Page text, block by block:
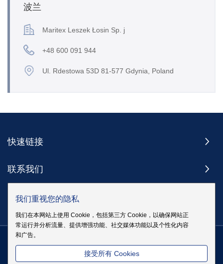
波兰
Maritex Leszek Łosin Sp. j
+48 600 091 944
Ul. Rdestowa 53D 81-577 Gdynia, Poland
快速链接
联系我们
订阅
版权 @ 伊戈尔电气股份有限公司版权所有| 站点地图 | 隐私政策 粤
我们重视您的隐私
我们在本网站上使用 Cookie，包括第三方 Cookie，以确保网站正
常运行并分析流量、提供增强功能、社交媒体功能以及个性化内容
和广告。
接受所有 Cookies